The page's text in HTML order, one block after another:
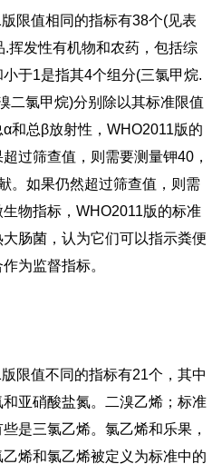
限值相同的指标有38个(见表
挥发性有机物和农药，包括综
于1是指其4个组分(三氯甲烷.
二氯甲烷)分别除以其标准限值
和总β放射性，WHO2011版的
过筛查值，则需要测量钾40，
。如果仍然超过筛查值，则需
物指标，WHO2011版的标准
肠菌，认为它们可以指示粪便
为监督指标。
限值不同的指标有21个，其中
亚硝酸盐氮。二溴乙烯；标准
是三氯乙烯。氯乙烯和乐果，
烯和氯乙烯被定义为标准中的